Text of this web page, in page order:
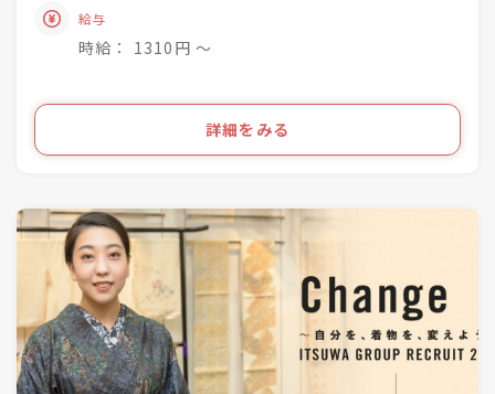
「いつ和」29店舗
「いつ和・ふるーれ」4店舗
「成人式サロンKiRARA（振袖専門）」 4店舗
「きものの相談窓口MATSUYA」1店舗
●・○・●・○・●・○・●・〇
お客様のそんな疑問や不安を解消して差し上げて
きものをより身近に、気軽に、そして楽しんで頂
ライフスタイルの多様化を実現するのが私たちの
給与
時給： 1310円 〜
詳細をみる